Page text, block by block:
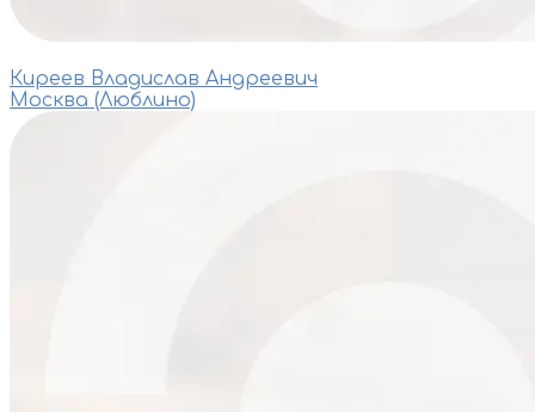
Киреев Владислав Андреевич
Москва (Люблино)